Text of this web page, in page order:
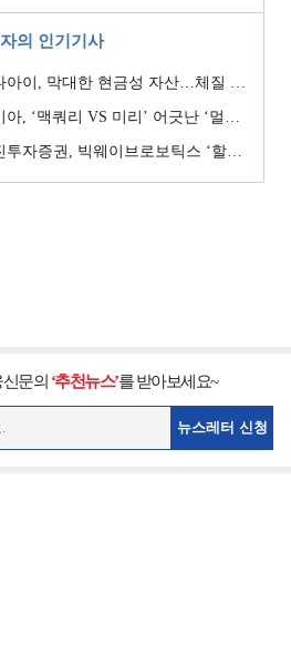
의 인기기사
막대한 현금성 자산…체질 개선 핵심 Key
쿼리 VS 미리’ 어긋난 ‘멀티플 수싸움’
로보틱스 ‘할인율’ 낮춰 ‘몸값’ 지키기…’고무줄’ 가치평가
문의 ‘추천뉴스’를 받아보세요~
뉴스레터 신청